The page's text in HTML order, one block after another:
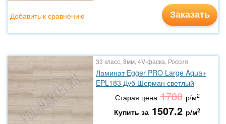
Заказать
Добавить к сравнению
33 класс, 8мм, 4V-фаска, Россия
Ламинат Egger PRO Large Aqua+
EPL183 Дуб Шерман светлый
Старая цена 1780 р/м2
Купить за 1507.2 р/м2